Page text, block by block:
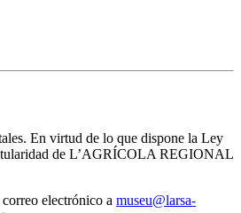
En virtud de lo que dispone la Ley
titularidad de L’AGRÍCOLA REGIONAL
electrónico a museu@larsa-